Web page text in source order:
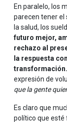
En paralelo, los
parecen tener el
la salud, los
futuro mejor,
rechazo al
la respuesta
transformación.
expresión de
que la gente
Es claro que
político que esté